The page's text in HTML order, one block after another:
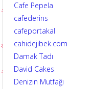
Cafe Pepela
cafederins
cafeportakal
cahidejibek.com
Damak Tadı
David Cakes
Denizin Mutfağı